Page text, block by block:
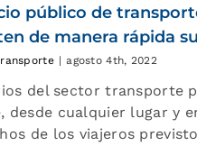
público de
de manera rápida
| agosto 4th, 2022
del sector transporte
desde cualquier lugar y
de los viajeros